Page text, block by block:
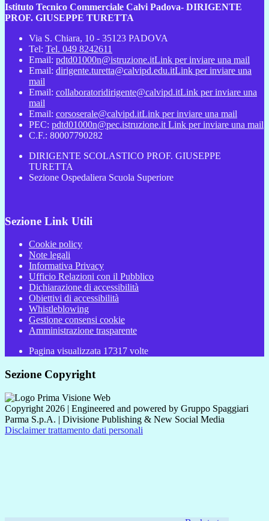
Istituto Tecnico Commerciale Calvi Padova- DIRIGENTE
PROF. GIUSEPPE TURETTA
Via S. Chiara, 10 - 35123 PADOVA
Tel: Tel. 049 8242611
Email: pdtd01000n@istruzione.itLink per inviare una mail
Email: dirigente.turetta@calvipd.edu.itLink per inviare una
mail
Email: collaboratoridirigente@calvipd.itLink per inviare una
mail
Email: corsoserale@calvipd.itLink per inviare una mail
PEC: pdtd01000n@pec.istruzione.it Link per inviare una mail
C.F.: 80007790282
DIRIGENTE SCOLASTICO PROF. GIUSEPPE
TURETTA
Sezione Ospedaliera Scuola Superiore
Sezione Link Utili
Cookie policy
Note legali
Informativa Privacy
Ufficio Relazioni con il Pubblico
Dichiarazione di accessibilità
Obiettivi di accessibilità
Whistleblowing
Gestione consensi cookie
Amministrazione trasparente
Pagina visualizzata 17317 volte
Sezione Copyright
Copyright 2026 | Engineered and powered by Gruppo Spaggiari
Parma S.p.A. | Divisione Publishing & New Social Media
Disclaimer trattamento dati personali